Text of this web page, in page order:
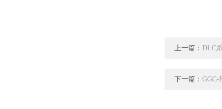
上一篇： DLC
下一篇： GGC-